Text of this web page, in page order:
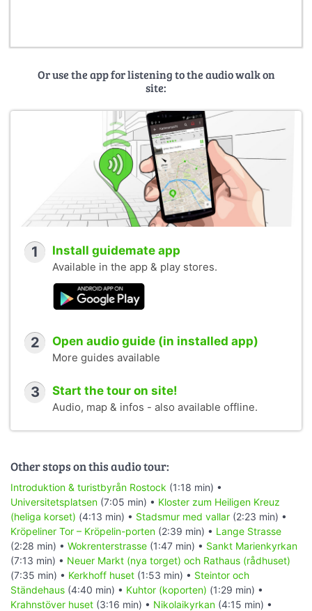
Or use the app for listening to the audio walk on
site:
1 Install guidemate app
Available in the app & play stores.
2 Open audio guide (in installed app)
More guides available
3 Start the tour on site!
Audio, map & infos - also available offline.
Other stops on this audio tour:
Introduktion & turistbyrån Rostock (1:18 min) •
Universitetsplatsen (7:05 min) • Kloster zum Heiligen Kreuz
(heliga korset) (4:13 min) • Stadsmur med vallar (2:23 min) •
Kröpeliner Tor – Kröpelin-porten (2:39 min) • Lange Strasse
(2:28 min) • Wokrenterstrasse (1:47 min) • Sankt Marienkyrkan
(7:13 min) • Neuer Markt (nya torget) och Rathaus (rådhuset)
(7:35 min) • Kerkhoff huset (1:53 min) • Steintor och
Ständehaus (4:40 min) • Kuhtor (koporten) (1:29 min) •
Krahnstöver huset (3:16 min) • Nikolaikyrkan (4:15 min) •